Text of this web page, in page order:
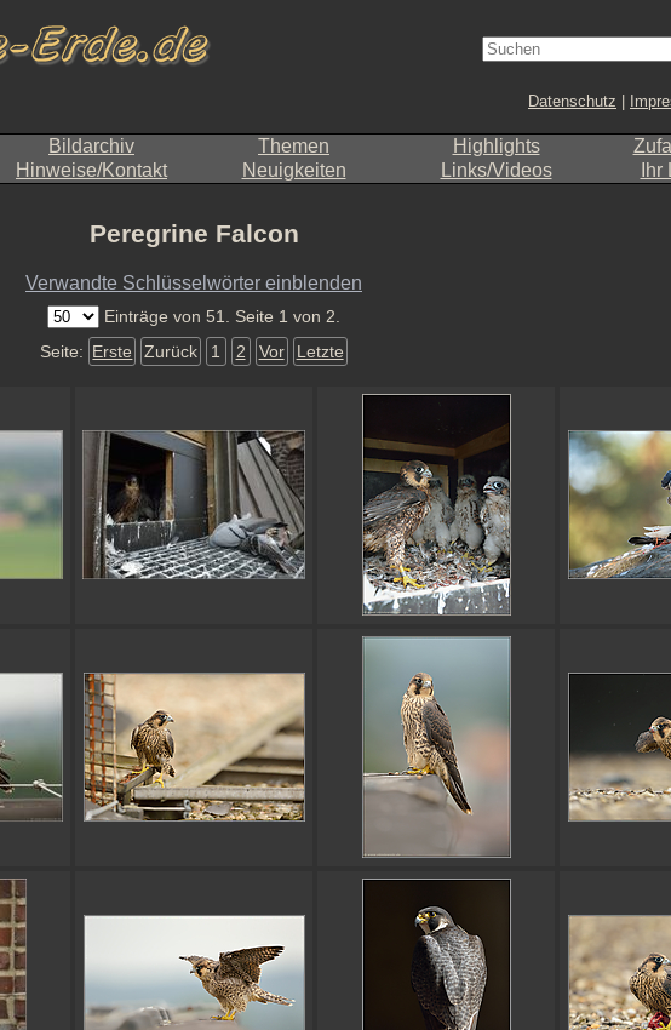
Datenschutz
Bildarchiv Themen Highlights
Hinweise/Kontakt Neuigkeiten Links/Videos
Peregrine Falcon
Verwandte Schlüsselwörter einblenden
Einträge von 51. Seite 1 von 2.
Seite: Erste Zurück 1 2 Vor Letzte